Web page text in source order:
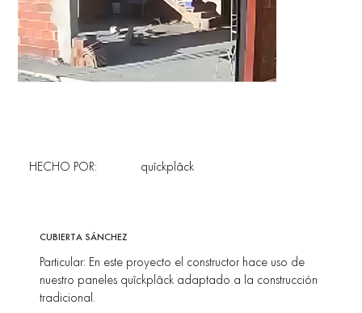
quîckplâck
HECHO POR:
CUBIERTA SÁNCHEZ
Particular: En este proyecto el constructor hace uso de
nuestro paneles quîckplâck adaptado a la construcción
tradicional.